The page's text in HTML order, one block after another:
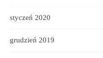
styczeń 2020
grudzień 2019